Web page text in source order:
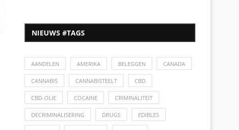
NIEUWS #TAGS
AANDELEN AMERIKA BELEGGEN CANADA
CANNABIS CANNABISTEELT CBD
CBD-OLIE COCAINE CRIMINALITEIT
DECRIMINALISERING DRUGS EDIBLES